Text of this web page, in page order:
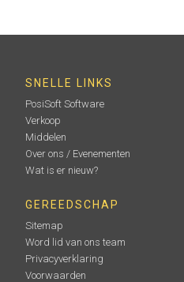
SNELLE LINKS
PosiSoft Software
Verkoop
Middelen
Over ons / Evenementen
Wat is er nieuw?
GEREEDSCHAP
Sitemap
Word lid van ons team
Privacyverklaring
Voorwaarden